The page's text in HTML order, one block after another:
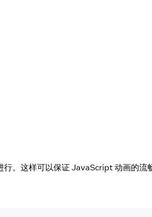
。这样可以保证 JavaScript 动画的流